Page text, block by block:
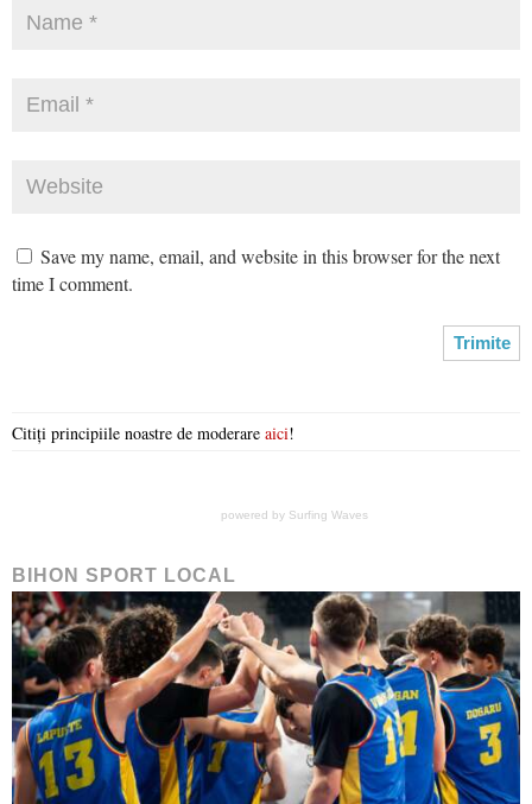
Save my name, email, and website in this browser for the next
time I comment.
Citiți principiile noastre de moderare aici!
powered by Surfing Waves
BIHON SPORT LOCAL